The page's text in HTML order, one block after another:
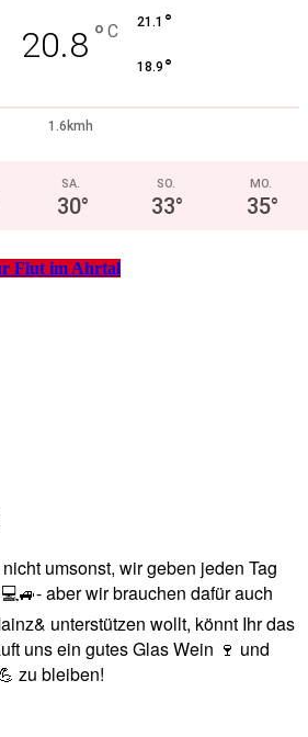
20.8 ° C 21.1 °
18.9 °
1.6kmh
SA.
30°
SO.
33°
MO.
35°
Flut im Ahrtal
umsonst, wir geben jeden Tag
aber wir brauchen dafür auch
unterstützen wollt, könnt Ihr das
uns ein gutes Glas Wein 🍷 und
zu bleiben!